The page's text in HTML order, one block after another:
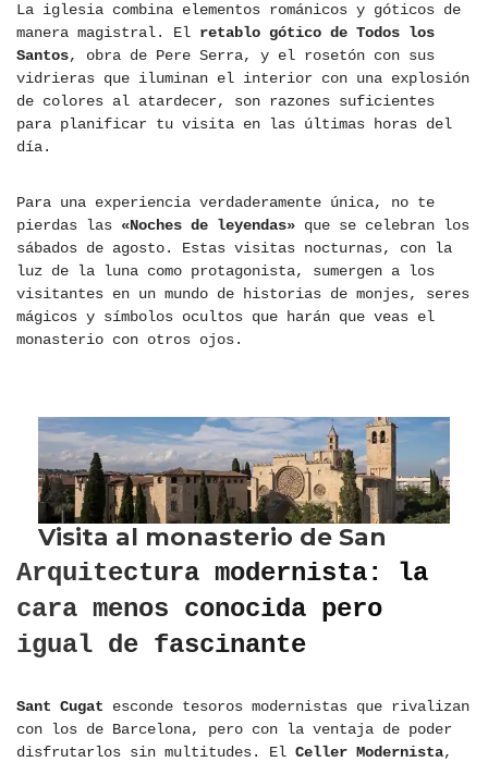
La iglesia combina elementos románicos y góticos de
manera magistral. El retablo gótico de Todos los
Santos, obra de Pere Serra, y el rosetón con sus
vidrieras que iluminan el interior con una explosión
de colores al atardecer, son razones suficientes
para planificar tu visita en las últimas horas del
día.
Para una experiencia verdaderamente única, no te
pierdas las «Noches de leyendas» que se celebran los
sábados de agosto. Estas visitas nocturnas, con la
luz de la luna como protagonista, sumergen a los
visitantes en un mundo de historias de monjes, seres
mágicos y símbolos ocultos que harán que veas el
monasterio con otros ojos.
Arquitectura modernista: la
cara menos conocida pero
igual de fascinante
Sant Cugat esconde tesoros modernistas que rivalizan
con los de Barcelona, pero con la ventaja de poder
disfrutarlos sin multitudes. El Celler Modernista,